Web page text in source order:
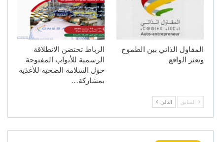
المقاول الذاتي بين الطموح
وتعثر الواقع
الرباط تحتضن الانطلاقة
الرسمية للأبواب المفتوحة
حول السلامة الصحية للأغذية
بمشاركة…
السابق التالي